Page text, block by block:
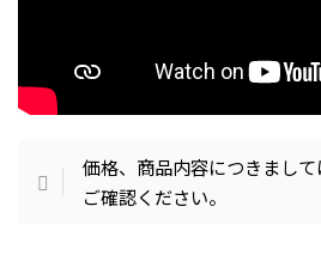
価格、商品内容につきまし
ご確認ください。